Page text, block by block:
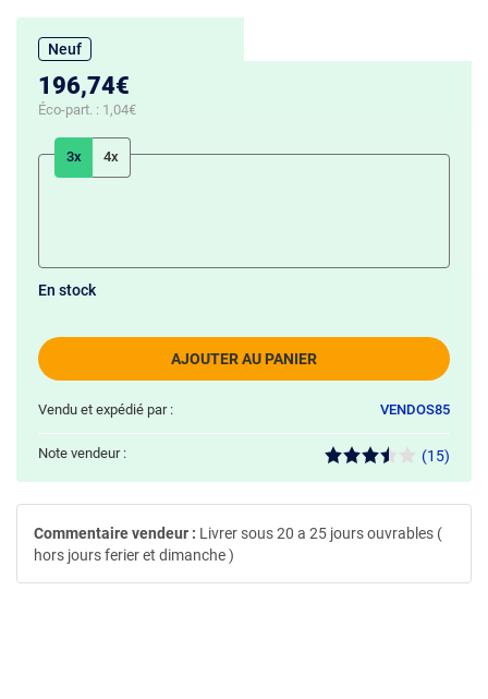
Neuf
196,74€
Éco-part. : 1,04€
3x 4x
AJOUTER AU PANIER
En stock
Vendu et expédié par : VENDOS85
Note vendeur : (15)
Commentaire vendeur : Livrer sous 20 a 25 jours ouvrables (
hors jours ferier et dimanche )